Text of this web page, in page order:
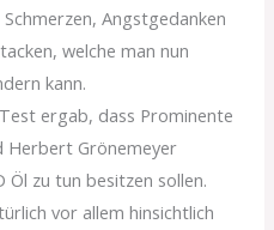
Angstgedanken
welche man nun
kann.
ergab, dass Prominente
Herbert Grönemeyer
Öl zu tun besitzen sollen.
vor allem hinsichtlich